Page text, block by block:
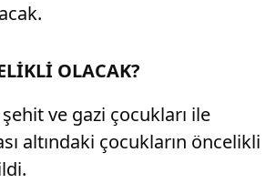
OLACAK?
ve gazi çocukları ile
altındaki çocukların öncelikli